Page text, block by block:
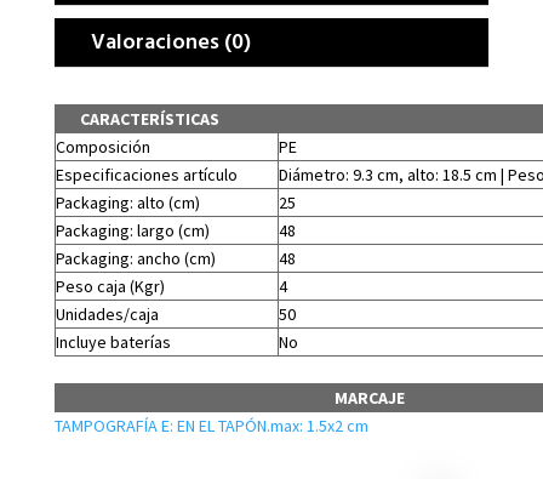
Valoraciones (0)
CARACTERÍSTICAS
Composición
PE
Especificaciones artículo
Diámetro: 9.3 cm, alto: 18.5 cm |
Packaging: alto (cm)
25
Packaging: largo (cm)
48
Packaging: ancho (cm)
48
Peso caja (Kgr)
4
Unidades/caja
50
Incluye baterías
No
MARCAJE
TAMPOGRAFÍA E: EN EL TAPÓN.max: 1.5x2 cm